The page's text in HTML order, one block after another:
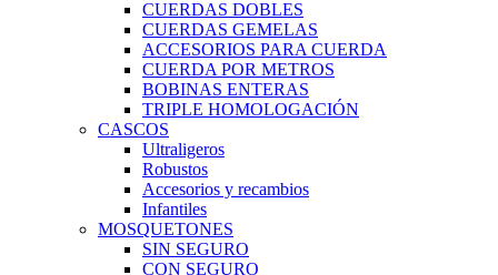
CUERDAS DOBLES
CUERDAS GEMELAS
ACCESORIOS PARA CUERDA
CUERDA POR METROS
BOBINAS ENTERAS
TRIPLE HOMOLOGACIÓN
CASCOS
Ultraligeros
Robustos
Accesorios y recambios
Infantiles
MOSQUETONES
SIN SEGURO
CON SEGURO